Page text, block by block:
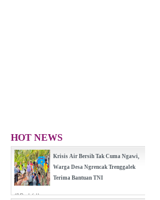
HOT NEWS
Krisis Air Bersih Tak Cuma Ngawi,
Warga Desa Ngrencak Trenggalek
Terima Bantuan TNI
(0 Reply(s))